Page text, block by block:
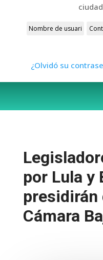
¿Olvidó su
por Lula y
presidirán
Cámara